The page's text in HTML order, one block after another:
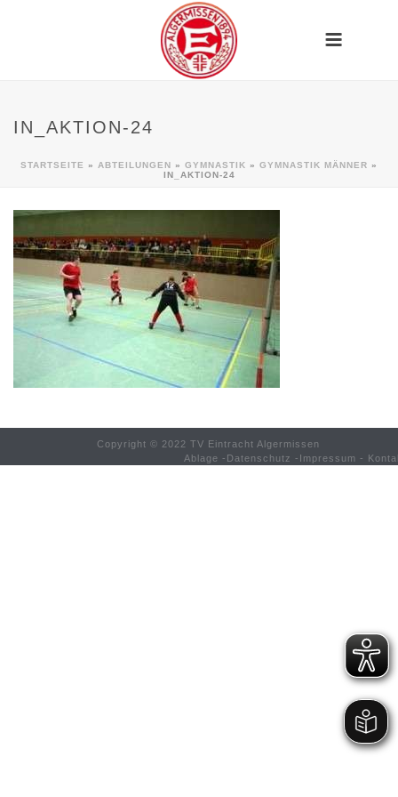
IN_AKTION-24
STARTSEITE » ABTEILUNGEN » GYMNASTIK » GYMNASTIK MÄNNER »
IN_AKTION-24
Copyright © 2022 TV Eintracht Algermissen
Ablage - Datenschutz - Impressum -